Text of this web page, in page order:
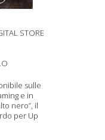
STORE
sulle
e in
nero”, il
per Up